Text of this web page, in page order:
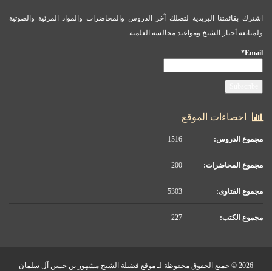
اشترك بقائمتنا البريدية لتصلك آخر الدروس والمحاضرات والمواد المرئية والصوتية
ولمتابعة أخبار الشيخ ومواعيد مجالسه العلمية.
Email*
احصاءات الموقع
مجموع الدروس:
مجموع المحاضرات:
مجموع الفتاوى:
مجموع الكتب:
2026 © جميع الحقوق محفوظة لـ موقع فضيلة الشيخ مشهور بن حسن آل سلمان